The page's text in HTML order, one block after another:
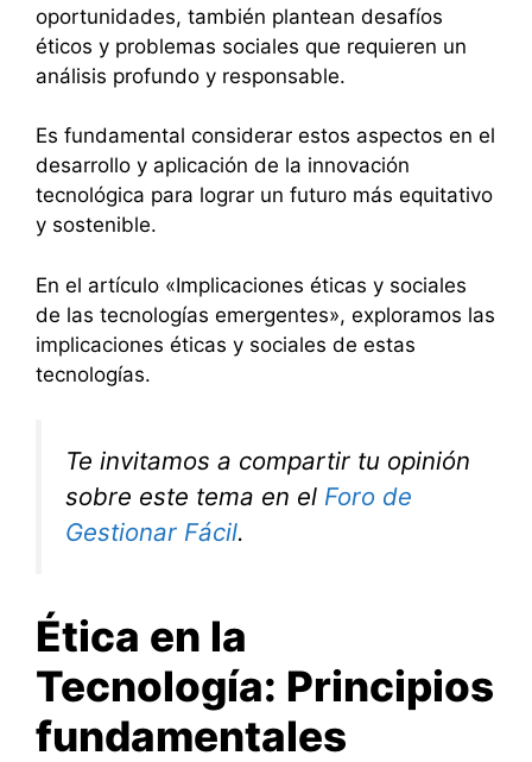
oportunidades, también plantean desafíos
éticos y problemas sociales que requieren un
análisis profundo y responsable.
Es fundamental considerar estos aspectos en el
desarrollo y aplicación de la innovación
tecnológica para lograr un futuro más equitativo
y sostenible.
En el artículo «Implicaciones éticas y sociales
de las tecnologías emergentes», exploramos las
implicaciones éticas y sociales de estas
tecnologías.
Te invitamos a compartir tu opinión
sobre este tema en el Foro de
Gestionar Fácil.
Ética en la
Tecnología: Principios
fundamentales